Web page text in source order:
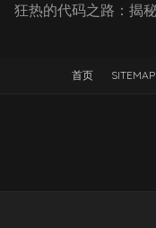
狂热的代码之路：揭
首页 SITEMAP